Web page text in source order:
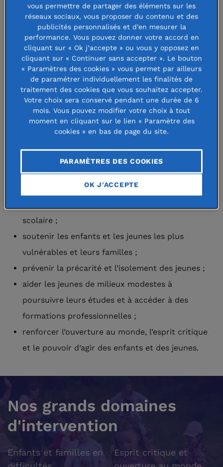
privilégient des actions qui prennent en compte
l’environnement familial de l’enfant dans sa globalité
(situation des parents, logement, santé, …), et qui
favorisent les coopérations entre tous les acteurs
concernés (associations, professionnels de la santé
et socio-éducatifs, collectivités territoriales, …). Les
initiatives soutenues concernent toutes les étapes
clés de la vie des enfants, de la périnatalité et la
petite enfance jusqu’à l’entrée dans l’âge adulte.
La Fondation de France et les fondations abritées
scolaire ;
soutenir les enfants et les jeunes les plus
vulnérables et leurs familles ;
prévenir la précarité et l’isolement des jeunes ;
aider les jeunes de milieux modestes à
poursuivre leurs études et à accéder à des
formations professionnelles ;
renforcer l’ouverture au monde, l’esprit critique
et le pouvoir d’agir des enfants et des jeunes.
Nos grands domaines
d'intervention
Enfants et familles en
Esprit critique et
vous permettre de partager des éléments sur les
réseaux sociaux, vous proposer du contenu et des
publicités personnalisés et d’en mesurer la
performance. Vous pouvez donner votre accord en
cliquant sur « Ok j’accepte » ou vous y opposez en
cliquant sur « Continuer sans accepter ». Le bouton
« Paramètres des cookies » vous permet par ailleurs
de paramétrer individuellement les finalités de
traitement des cookies que vous souhaitez accepter.
Votre choix sera conservé pendant une durée de 6
mois. Vous pouvez modifier votre choix à tout
moment en cliquant sur le lien « Paramètre des
cookies » en bas de page du site.
PARAMÈTRES DES COOKIES
OK J'ACCEPTE